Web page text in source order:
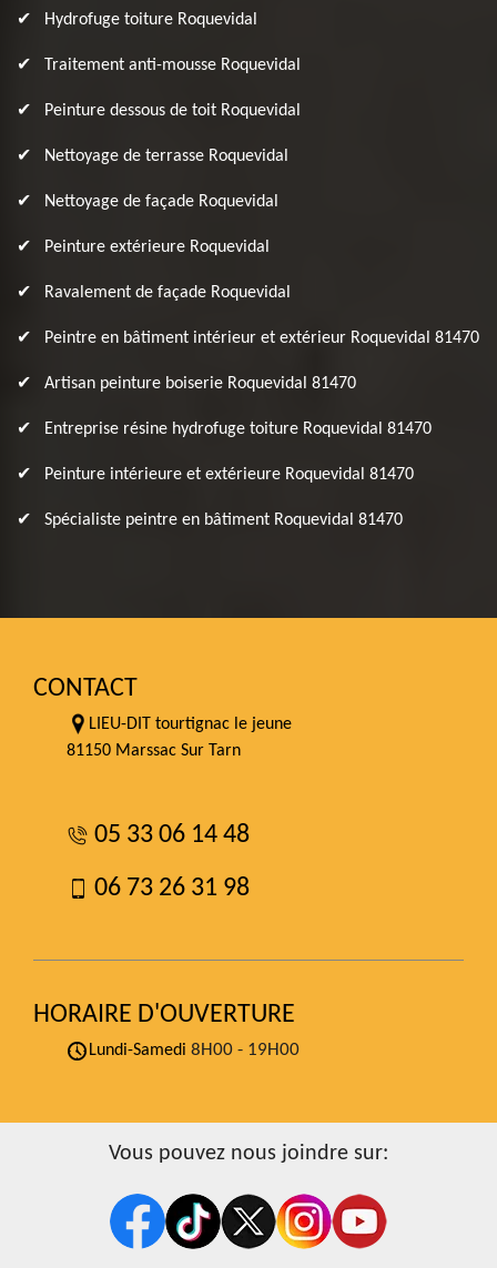
Hydrofuge toiture Roquevidal
Traitement anti-mousse Roquevidal
Peinture dessous de toit Roquevidal
Nettoyage de terrasse Roquevidal
Nettoyage de façade Roquevidal
Peinture extérieure Roquevidal
Ravalement de façade Roquevidal
Peintre en bâtiment intérieur et extérieur Roquevidal 81470
Artisan peinture boiserie Roquevidal 81470
Entreprise résine hydrofuge toiture Roquevidal 81470
Peinture intérieure et extérieure Roquevidal 81470
Spécialiste peintre en bâtiment Roquevidal 81470
CONTACT
LIEU-DIT tourtignac le jeune
81150 Marssac Sur Tarn
05 33 06 14 48
06 73 26 31 98
HORAIRE D'OUVERTURE
Lundi-Samedi 8H00 - 19H00
Vous pouvez nous joindre sur: